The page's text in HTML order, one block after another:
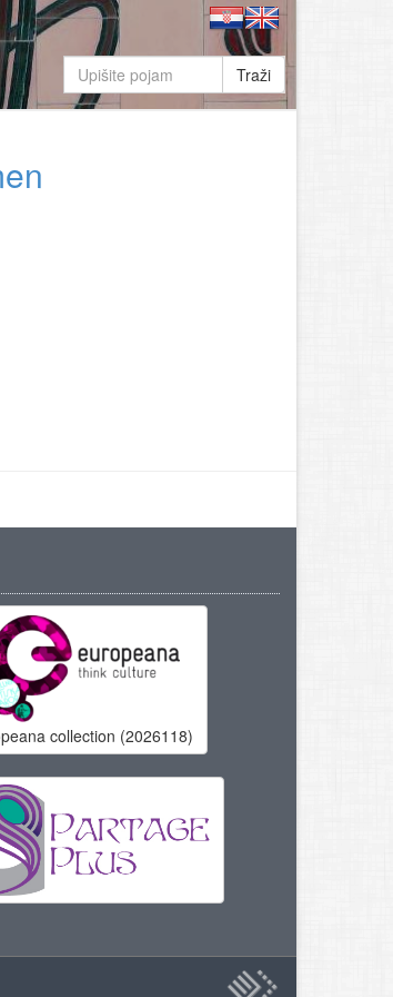
Traži
collection (2026118)